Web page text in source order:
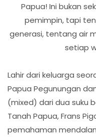
Papua! Ini bukan
pemimpin, tapi
generasi, tentang air
setiap
Lahir dari keluarga
Papua Pegunungan
(mixed) dari dua suku
Tanah Papua, Frans
pemahaman